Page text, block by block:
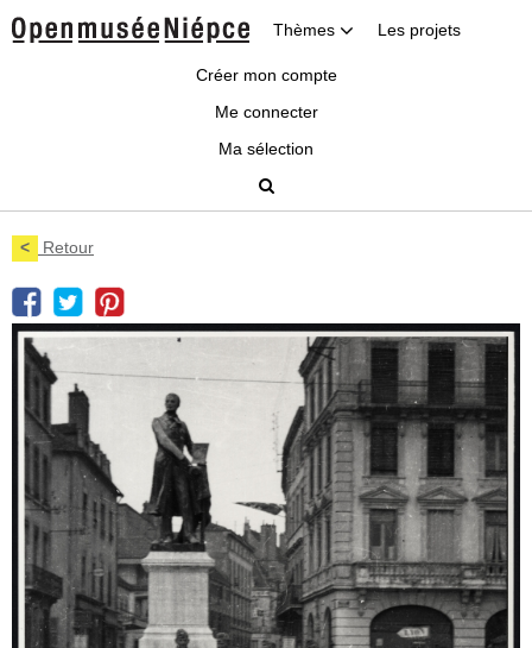
Thèmes Les projets
Créer mon compte
Me connecter
Ma sélection
< Retour